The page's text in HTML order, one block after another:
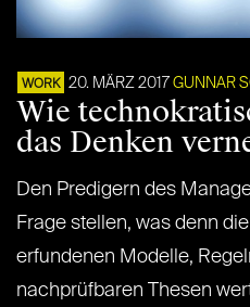
WORK 20. MÄRZ 2017 GUNNAR
Wie
das Denken
Den Predigern des
Frage stellen, was denn
erfundenen Modelle,
nachprüfbaren Thesen